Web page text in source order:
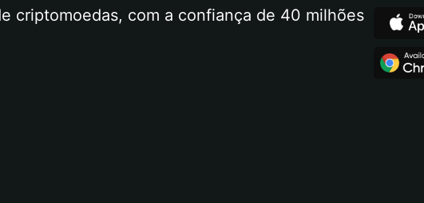
criptomoedas, com a confiança de 40 milhões